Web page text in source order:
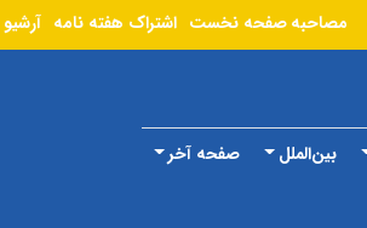
مصاحبهصفحه نخست اشتراک هفته نامه آرشیو
بین‌الملل صفحه آخر